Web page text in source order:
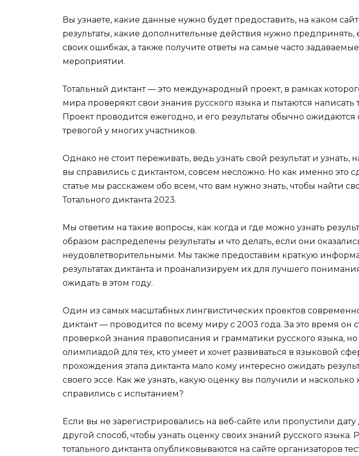
Вы узнаете, какие данные нужно будет предоставить, на каком
результаты, какие дополнительные действия нужно предпринять,
своих ошибках, а также получите ответы на самые часто
мероприятии.
Тотальный диктант — это международный проект, в рамках
мира проверяют свои знания русского языка и пытаются написать
Проект проводится ежегодно, и его результаты обычно ожидаются
тревогой у многих участников.
Однако не стоит переживать, ведь узнать свой результат и узнать,
вы справились с диктантом, совсем несложно. Но как именно это
статье мы расскажем обо всем, что вам нужно знать, чтобы найти
Тотального диктанта 2023.
Мы ответим на такие вопросы, как когда и где можно узнать
образом распределены результаты и что делать, если они
неудовлетворительными. Мы также предоставим краткую
результатах диктанта и проанализируем их для лучшего
ожидать в этом году.
Один из самых масштабных лингвистических проектов
диктант — проводится по всему миру с 2003 года. За это время он
проверкой знания правописания и грамматики русского языка,
олимпиадой для тех, кто умеет и хочет развиваться в языковой
прохождения этапа диктанта мало кому интересно ожидать
своего эссе. Как же узнать, какую оценку вы получили и
справились с испытанием?
Если вы не зарегистрировались на веб-сайте или пропустили дату
другой способ, чтобы узнать оценку своих знаний русского языка.
тотального диктанта опубликовываются на сайте организаторов